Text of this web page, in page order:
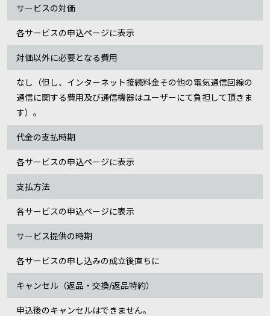
サービスの対価
各サービスの申込ページに表示
対価以外に必要となる費用
なし（但し、インターネット接続料金その他の電気通信回線の
通信に関する費用及び通信機器はユーザーにて負担して頂きま
す）。
代金の支払時期
各サービスの申込ページに表示
支払方法
各サービスの申込ページに表示
サービス提供の時期
各サービスの申し込みの成立後直ちに
キャンセル（返品・交換/返品特約）
申込後のキャンセルはできません。